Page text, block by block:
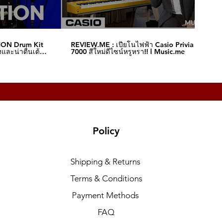
Drum Kit
ละน่าตื่นเต้น‼️
REVIEW.ME : เปียโนไฟฟ้า Casio Privia S-
7000 สีใหม่ดีไซน์หรูหรา!! l Music.me
Policy
Shipping & Returns
Terms & Conditions
Payment Methods
FAQ